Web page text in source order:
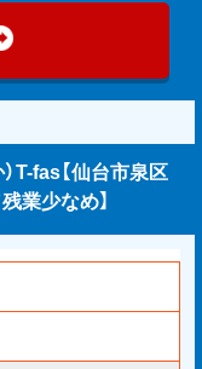
T-fas【仙台市泉区
業少なめ】